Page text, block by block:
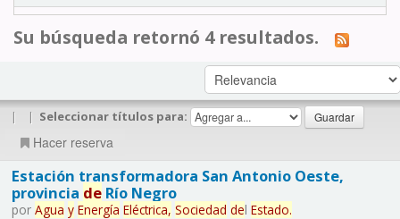
Su búsqueda retornó 4 resultados.
| | Seleccionar títulos para:
Hacer reserva
Estación transformadora San Antonio Oeste,
provincia deRío Negro
por Agua y Energía Eléctrica, Sociedad del Estado.